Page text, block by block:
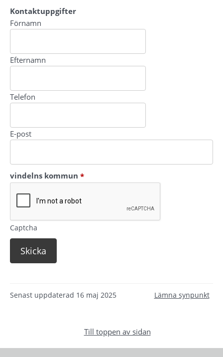
Kontaktuppgifter
Kontaktuppgifter
Förnamn
Efternamn
Telefon
E-post
vindelns kommun *(obligatorisk)
Captcha
Senast uppdaterad 16 maj 2025 Lämna synpunkt
Till toppen av sidan